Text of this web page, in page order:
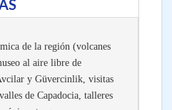
de la región (volcanes
al aire libre de
y Güvercinlik, visitas
de Capadocia, talleres